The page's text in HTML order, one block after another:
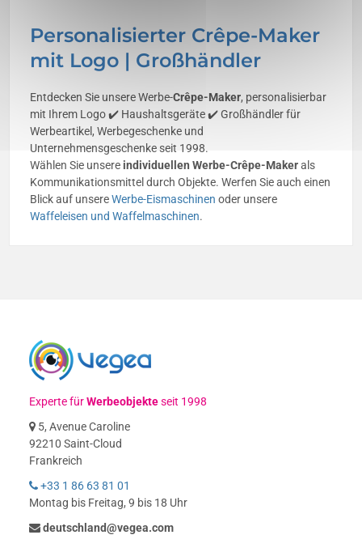
Personalisierter Crêpe-Maker
mit Logo | Großhändler
Entdecken Sie unsere Werbe-Crêpe-Maker, personalisierbar
mit Ihrem Logo ✔️ Haushaltsgeräte ✔️ Großhändler für
Werbeartikel, Werbegeschenke und
Unternehmensgeschenke seit 1998.
Wählen Sie unsere individuellen Werbe-Crêpe-Makerals
Kommunikationsmittel durch Objekte. Werfen Sie auch einen
Blick auf unsereWerbe-Eismaschinen oder unsere
Waffeleisen und Waffelmaschinen.
Experte fürWerbeobjekteseit 1998
5, Avenue Caroline
92210 Saint-Cloud
Frankreich
+33 1 86 63 81 01
Montag bis Freitag, 9 bis 18 Uhr
deutschland@vegea.com